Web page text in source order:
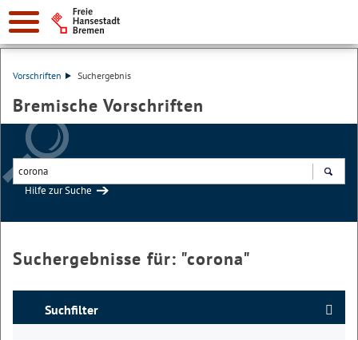
Vorschriften Suchergebnis
Bremische Vorschriften
Hilfe zur Suche
Suchergebnisse für: "corona"
Suchfilter